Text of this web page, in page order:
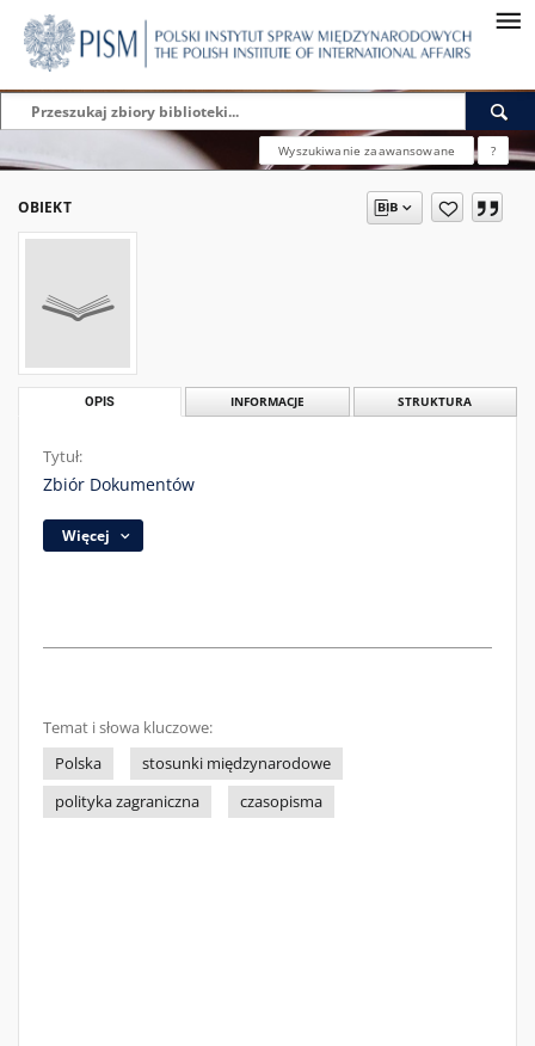
Wyszukiwanie zaawansowane ?
OBIEKT
OPIS INFORMACJE STRUKTURA
Tytuł:
Zbiór Dokumentów
Więcej
Temat i słowa kluczowe:
Polska
stosunki międzynarodowe
polityka zagraniczna
czasopisma